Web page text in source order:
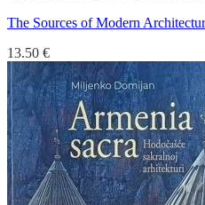
The Sources of Modern
13.50 €